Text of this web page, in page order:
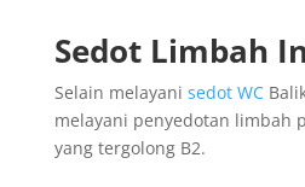
Sedot Limbah
Selain melayani sedot WC
melayani penyedotan limbah
yang tergolong B2.